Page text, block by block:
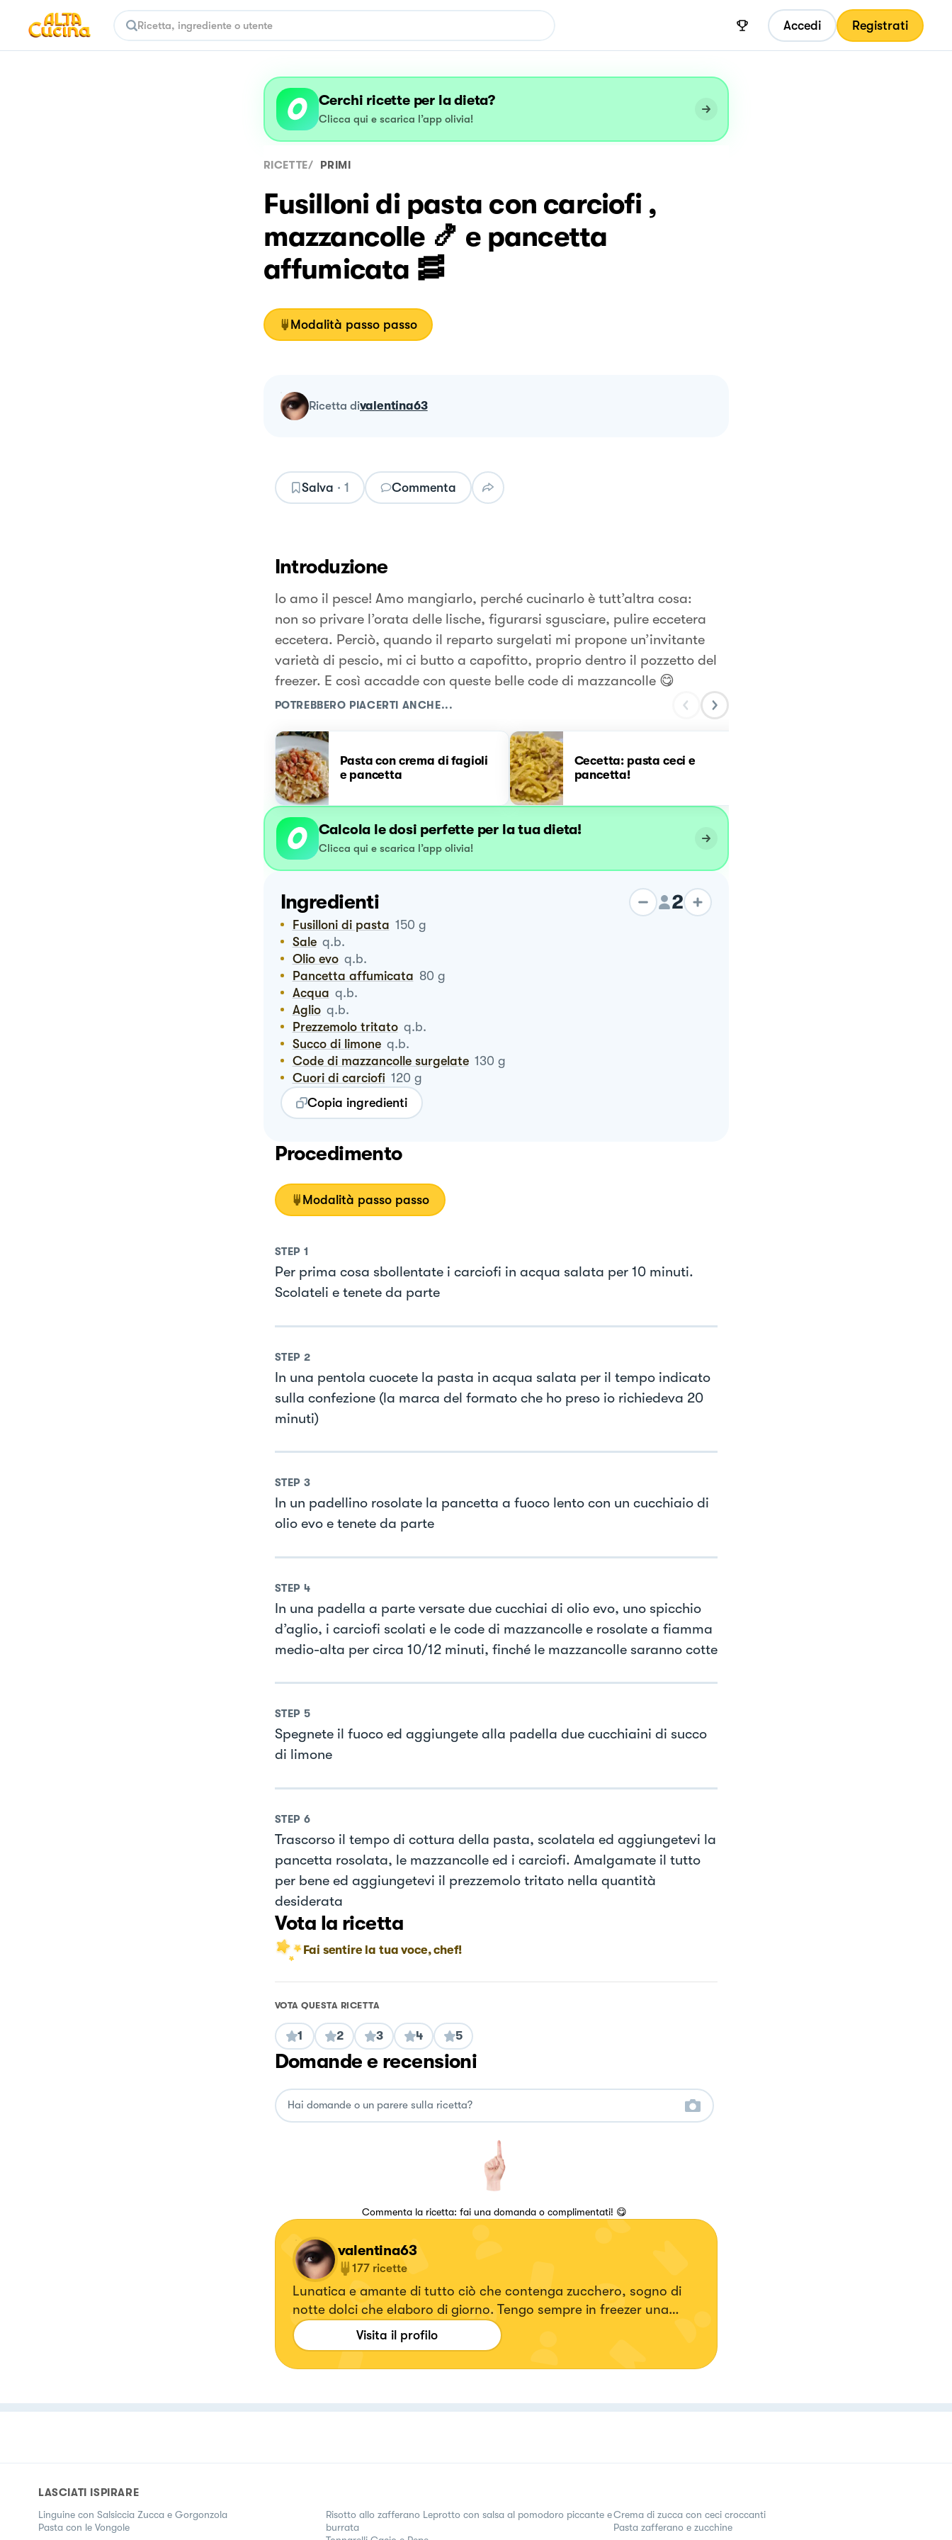
Accedi Registrati
Cerchi ricette per la dieta?
Clicca qui e scarica l’app olivia!
RICETTE/ PRIMI
Fusilloni di pasta con carciofi ,
mazzancolle 🍤 e pancetta
affumicata 🥓
Modalità passo passo
ricetta divalentina63
Salva · 1 Commenta
Introduzione
Io amo il pesce! Amo mangiarlo, perché cucinarlo è tutt’altra cosa:
non so privare l’orata delle lische, figurarsi sgusciare, pulire eccetera
eccetera. Perciò, quando il reparto surgelati mi propone un’invitante
varietà di pescio, mi ci butto a capofitto, proprio dentro il pozzetto del
freezer. E così accadde con queste belle code di mazzancolle 😋
POTREBBERO PIACERTI ANCHE...
Pasta con crema di fagioli
e pancetta
Cecetta: pasta ceci e
pancetta!
Calcola le dosi perfette per la tua dieta!
Clicca qui e scarica l’app olivia!
Ingredienti 2
Fusilloni di pasta 150 g
Sale q.b.
Olio evo q.b.
Pancetta affumicata 80 g
Acqua q.b.
Aglio q.b.
Prezzemolo tritato q.b.
Succo di limone q.b.
Code di mazzancolle surgelate 130 g
Cuori di carciofi 120 g
Copia ingredienti
Procedimento
Modalità passo passo
STEP 1
Per prima cosa sbollentate i carciofi in acqua salata per 10 minuti.
Scolateli e tenete da parte
STEP 2
In una pentola cuocete la pasta in acqua salata per il tempo indicato
sulla confezione (la marca del formato che ho preso io richiedeva 20
minuti)
STEP 3
In un padellino rosolate la pancetta a fuoco lento con un cucchiaio di
olio evo e tenete da parte
STEP 4
In una padella a parte versate due cucchiai di olio evo, uno spicchio
d’aglio, i carciofi scolati e le code di mazzancolle e rosolate a fiamma
medio-alta per circa 10/12 minuti, finché le mazzancolle saranno cotte
STEP 5
Spegnete il fuoco ed aggiungete alla padella due cucchiaini di succo
di limone
STEP 6
Trascorso il tempo di cottura della pasta, scolatela ed aggiungetevi la
pancetta rosolata, le mazzancolle ed i carciofi. Amalgamate il tutto
per bene ed aggiungetevi il prezzemolo tritato nella quantità
desiderata
Vota la ricetta
Fai sentire la tua voce, chef!
VOTA QUESTA RICETTA
1 2 3 4 5
Domande e recensioni
Commenta la ricetta: fai una domanda o complimentati! 😋
valentina63
177 ricette
Lunatica e amante di tutto ciò che contenga zucchero, sogno di
notte dolci che elaboro di giorno. Tengo sempre in freezer una
fetta di torta, non è mai troppa.
Visita il profilo
LASCIATI ISPIRARE
Linguine con Salsiccia Zucca e Gorgonzola
Pasta con le Vongole
Risotto allo zafferano Leprotto con salsa al pomodoro piccante e
burrata
Crema di zucca con ceci croccanti
Pasta zafferano e zucchine